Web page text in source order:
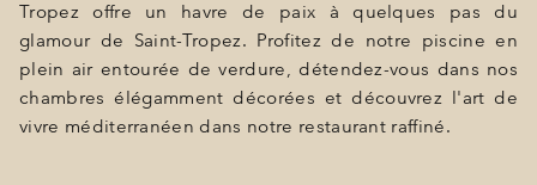
Tropez offre un havre de paix à quelques pas du
glamour de Saint-Tropez. Profitez de notre piscine en
plein air entourée de verdure, détendez-vous dans nos
chambres élégamment décorées et découvrez l'art de
vivre méditerranéen dans notre restaurant raffiné.